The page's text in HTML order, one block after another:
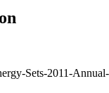
Sets-2011-